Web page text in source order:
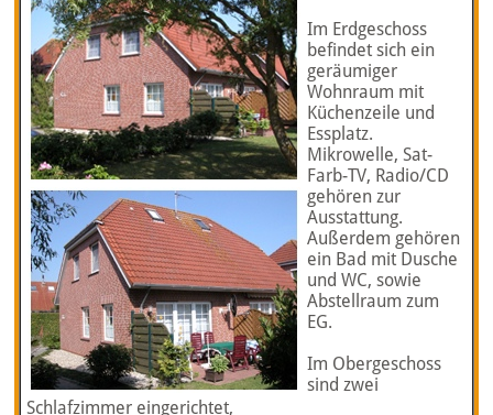
Im Erdgeschoss
befindet sich ein
geräumiger
Wohnraum mit
Küchenzeile und
Essplatz.
Mikrowelle, Sat-
Farb-TV, Radio/CD
gehören zur
Ausstattung.
Außerdem gehören
ein Bad mit Dusche
und WC, sowie
Abstellraum zum
EG.
Im Obergeschoss
sind zwei
Schlafzimmer eingerichtet,